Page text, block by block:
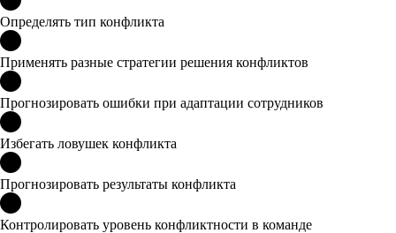
Определять тип конфликта
Применять разные стратегии решения конфликтов
Прогнозировать ошибки при адаптации сотрудников
Избегать ловушек конфликта
Прогнозировать результаты конфликта
Контролировать уровень конфликтности в команде